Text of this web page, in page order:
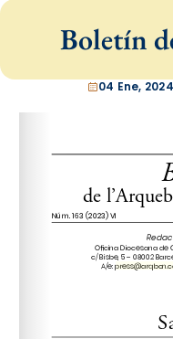
Boletín
04 Ene, 2024
A/e: